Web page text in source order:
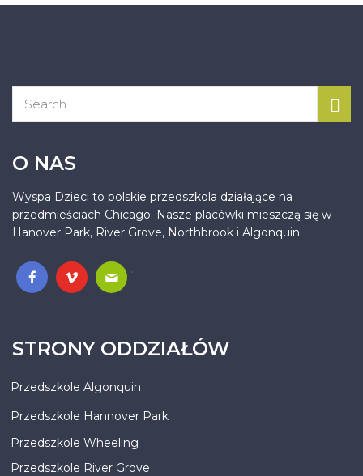
O NAS
Wyspa Dzieci to polskie przedszkola działające na
przedmieściach Chicago. Nasze placówki mieszczą się w
Hanover Park, River Grove, Northbrook i Algonquin.
.
STRONY ODDZIAŁÓW
Przedszkole Algonquin
Przedszkole Hannover Park
Przedszkole Wheeling
Przedszkole River Grove